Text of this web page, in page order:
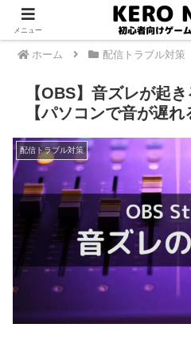
PR
ホーム 配信トラブル対策
【OBS】音ズレが起
【パソコンで音が遅れ
配信トラブル対策
メニュー